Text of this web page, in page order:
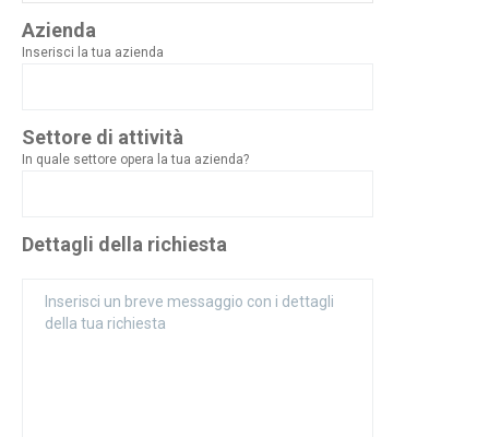
Azienda
Inserisci la tua azienda
Settore di attività
In quale settore opera la tua azienda?
Dettagli della richiesta